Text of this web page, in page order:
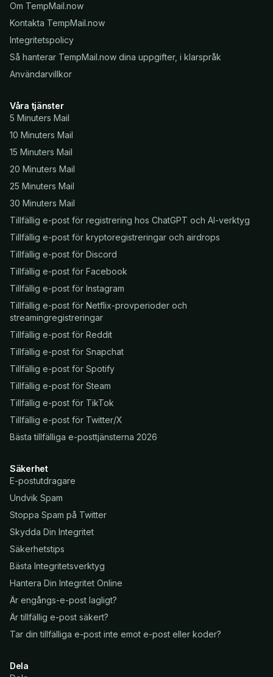
Om TempMail.now
Kontakta TempMail.now
Integritetspolicy
Så hanterar TempMail.now dina uppgifter, i klarspråk
Användarvillkor
Våra tjänster
5 Minuters Mail
10 Minuters Mail
15 Minuters Mail
20 Minuters Mail
25 Minuters Mail
30 Minuters Mail
Tillfällig e-post för registrering hos ChatGPT och AI-verktyg
Tillfällig e-post för kryptoregistreringar och airdrops
Tillfällig e-post för Discord
Tillfällig e-post för Facebook
Tillfällig e-post för Instagram
Tillfällig e-post för Netflix-provperioder och
streamingregistreringar
Tillfällig e-post för Reddit
Tillfällig e-post för Snapchat
Tillfällig e-post för Spotify
Tillfällig e-post för Steam
Tillfällig e-post för TikTok
Tillfällig e-post för Twitter/X
Bästa tillfälliga e-posttjänsterna 2026
Säkerhet
E-postutdragare
Undvik Spam
Stoppa Spam på Twitter
Skydda Din Integritet
Säkerhetstips
Bästa Integritetsverktyg
Hantera Din Integritet Online
Är engångs-e-post lagligt?
Är tillfällig e-post säkert?
Tar din tillfälliga e-post inte emot e-post eller koder?
Dela